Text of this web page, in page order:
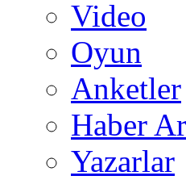
Video
Oyun
Anketler
Haber
Yazarlar